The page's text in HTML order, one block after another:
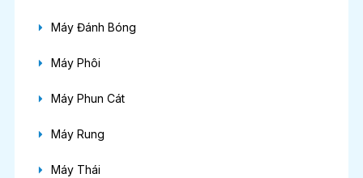
Máy Đánh Bóng
Máy Phôi
Máy Phun Cát
Máy Rung
Máy Thái